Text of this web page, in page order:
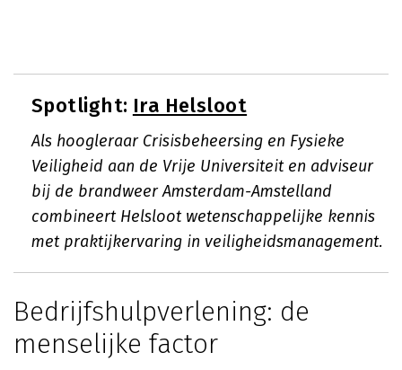
Spotlight: Ira Helsloot
Als hoogleraar Crisisbeheersing en Fysieke
Veiligheid aan de Vrije Universiteit en adviseur
bij de brandweer Amsterdam-Amstelland
combineert Helsloot wetenschappelijke kennis
met praktijkervaring in veiligheidsmanagement.
Bedrijfshulpverlening: de
menselijke factor